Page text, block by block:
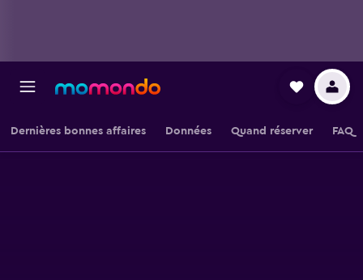
Dernières bonnes affaires Données Quand réserver FAQ